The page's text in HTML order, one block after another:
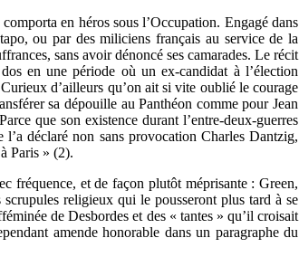
en héros sous l’Occupation. Engagé dans
ou par des miliciens français au service de la
sans avoir dénoncé ses camarades. Le récit
en une période où un ex-candidat à l’élection
d’ailleurs qu’on ait si vite oublié le courage
sa dépouille au Panthéon comme pour Jean
que son existence durant l’entre-deux-guerres
déclaré non sans provocation Charles Dantzig,
Paris » (2).
fréquence, et de façon plutôt méprisante : Green,
religieux qui le pousseront plus tard à se
de Desbordes et des « tantes » qu’il croisait
amende honorable dans un paragraphe du